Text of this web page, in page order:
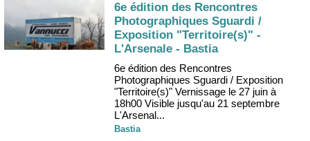
6e édition des Rencontres
Photographiques Sguardi /
Exposition "Territoire(s)" -
L'Arsenale - Bastia
6e édition des Rencontres
Photographiques Sguardi / Exposition
"Territoire(s)" Vernissage le 27 juin à
18h00 Visible jusqu'au 21 septembre
L'Arsenal...
Bastia